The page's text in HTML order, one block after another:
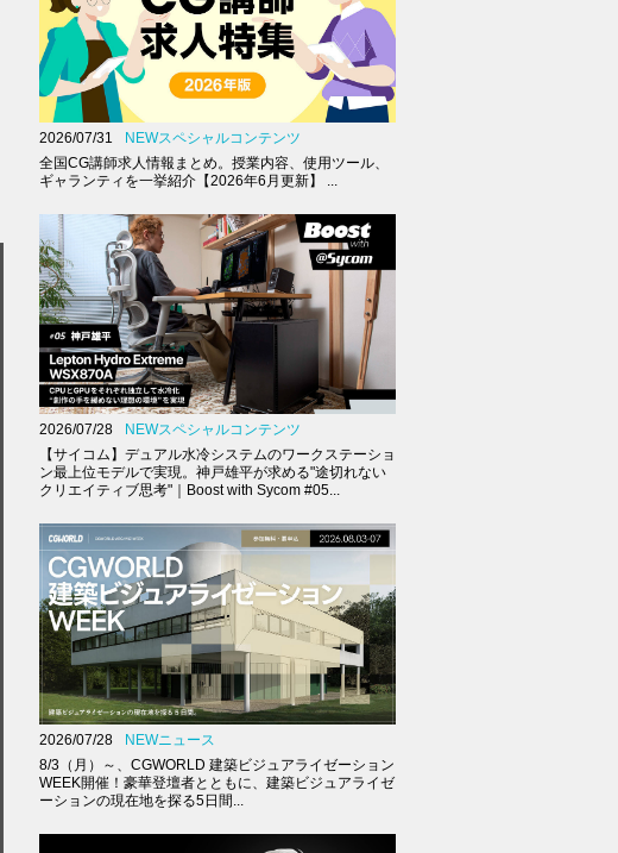
2026/07/31
NEWスペシャルコンテンツ
全国CG講師求人情報まとめ。授業内容、使用ツール、
ギャランティを一挙紹介【2026年6月更新】 ...
2026/07/28
NEWスペシャルコンテンツ
【サイコム】デュアル水冷システムのワークステーショ
ン最上位モデルで実現。神戸雄平が求める"途切れない
クリエイティブ思考"｜Boost with Sycom #05...
2026/07/28
NEWニュース
8/3（月）～、CGWORLD 建築ビジュアライゼーション
WEEK開催！豪華登壇者とともに、建築ビジュアライゼ
ーションの現在地を探る5日間...